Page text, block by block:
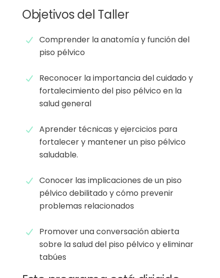
Objetivos del Taller
Comprender la anatomía y función del
piso pélvico
Reconocer la importancia del cuidado y
fortalecimiento del piso pélvico en la
salud general
Aprender técnicas y ejercicios para
fortalecer y mantener un piso pélvico
saludable.
Conocer las implicaciones de un piso
pélvico debilitado y cómo prevenir
problemas relacionados
Promover una conversación abierta
sobre la salud del piso pélvico y eliminar
tabúes